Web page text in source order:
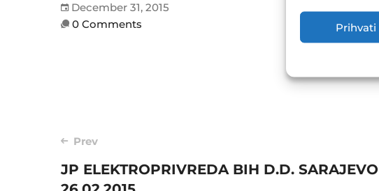
Prihvati
December 31, 2015
0 Comments
Post
navigation
Prev
JP ELEKTROPRIVREDA BIH D.D. SARAJEVO